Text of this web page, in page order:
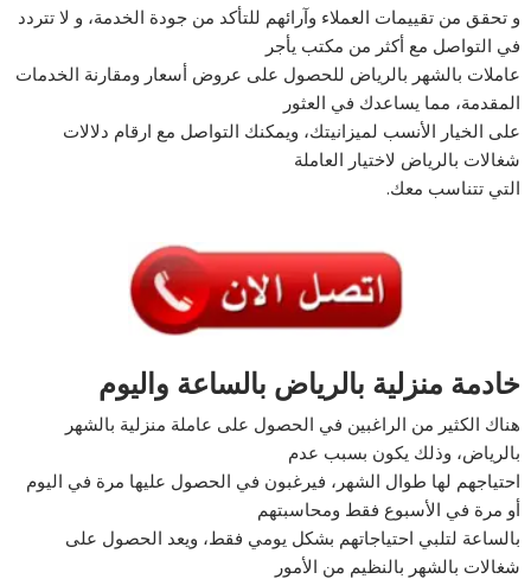
و تحقق من تقييمات العملاء وآرائهم للتأكد من جودة الخدمة، و لا تتردد
في التواصل مع أكثر من مكتب يأجر
عاملات بالشهر بالرياض للحصول على عروض أسعار ومقارنة الخدمات
المقدمة، مما يساعدك في العثور
على الخيار الأنسب لميزانيتك، ويمكنك التواصل مع ارقام دلالات
شغالات بالرياض لاختيار العاملة
التي تتناسب معك.
خادمة منزلية بالرياض بالساعة واليوم
هناك الكثير من الراغبين في الحصول على عاملة منزلية بالشهر
بالرياض، وذلك يكون بسبب عدم
احتياجهم لها طوال الشهر، فيرغبون في الحصول عليها مرة في اليوم
أو مرة في الأسبوع فقط ومحاسبتهم
بالساعة لتلبي احتياجاتهم بشكل يومي فقط، ويعد الحصول على
شغالات بالشهر بالنظيم من الأمور